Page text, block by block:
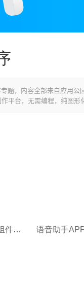
题，内容全部来自应用公
平台，无需编程，纯图
多商家连锁小程序,批量开通交易组件方法 语音助手